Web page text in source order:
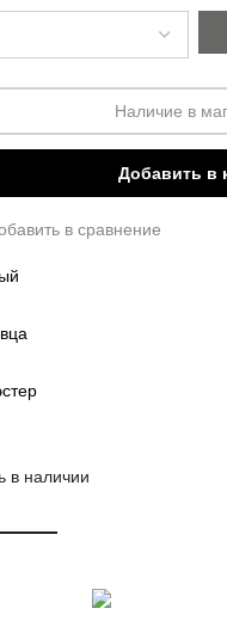
Наличие в
Добавить в
в сравнение
в наличии